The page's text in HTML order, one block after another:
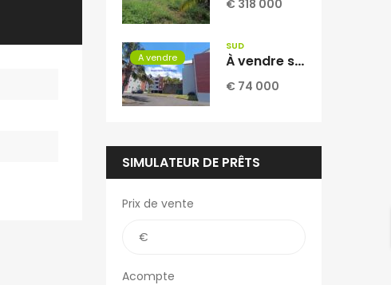
€ 318 000
A vendre
SUD
À vendre studio climatisé de 34.97 m2 avec vue mer situé dans une résidence sécurisée et calme à Saint Joseph Réunion
€ 74 000
SIMULATEUR DE PRÊTS
Prix de vente
Acompte